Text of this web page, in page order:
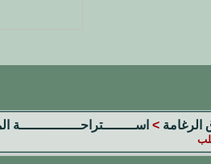
الرغامة > اســــــــتراحـــــــــــــــة